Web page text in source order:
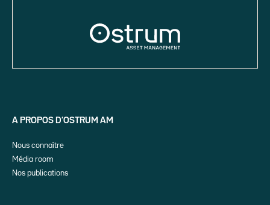
A PROPOS D’OSTRUM AM
Nous connaître
Média room
Nos publications